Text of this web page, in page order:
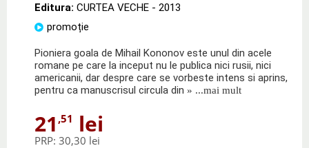
Editura: CURTEA VECHE - 2013
promoție
Pioniera goala de Mihail Kononov este unul din acele
romane pe care la inceput nu le publica nici rusii, nici
americanii, dar despre care se vorbeste intens si aprins,
pentru ca manuscrisul circula din » ...mai mult
21 ,51 lei
PRP: 30,30 lei